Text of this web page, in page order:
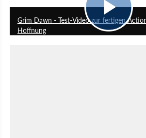
Grim Dawn - Test-Video zur fertigen
Hoffnung